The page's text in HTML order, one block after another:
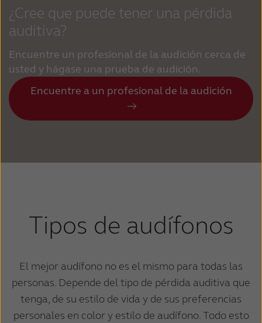
¿Cree que puede tener una pérdida
auditiva?
Encuentre un profesional de la audición cerca de
usted y hágase una prueba de audición.
Encuentre a un profesional de la audición
Tipos de audífonos
El mejor audífono no es el mismo para todas las
personas. Depende del tipo de pérdida auditiva que
tenga, de su estilo de vida y de sus preferencias
personales en color y estilo de audífono. Todo esto